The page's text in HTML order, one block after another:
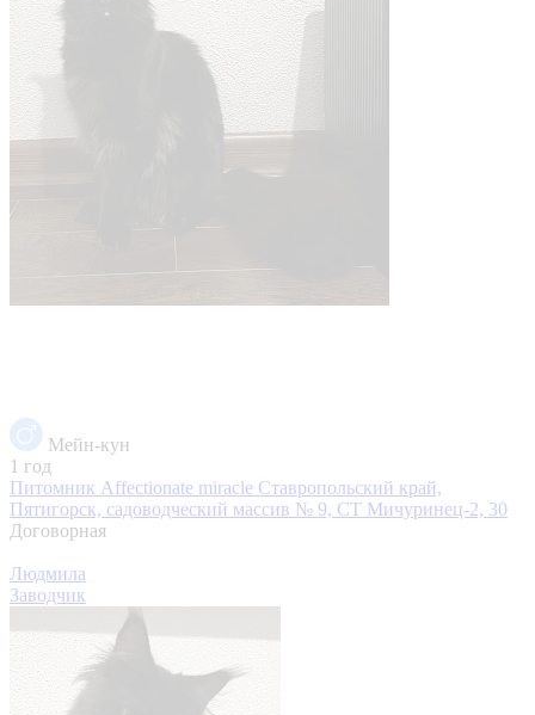
Мейн-кун
1 год
Питомник Affectionate miracle Ставропольский край,
Пятигорск, садоводческий массив № 9, СТ Мичуринец-2, 30
Договорная
Людмила
Заводчик